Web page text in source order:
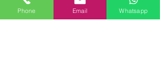
IVA esclusa
spedizione esclusa
Phone Email Whatsapp